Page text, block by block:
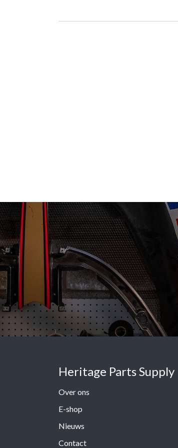
Heritage Parts Supply
Over ons
E-shop
Nieuws
Contact